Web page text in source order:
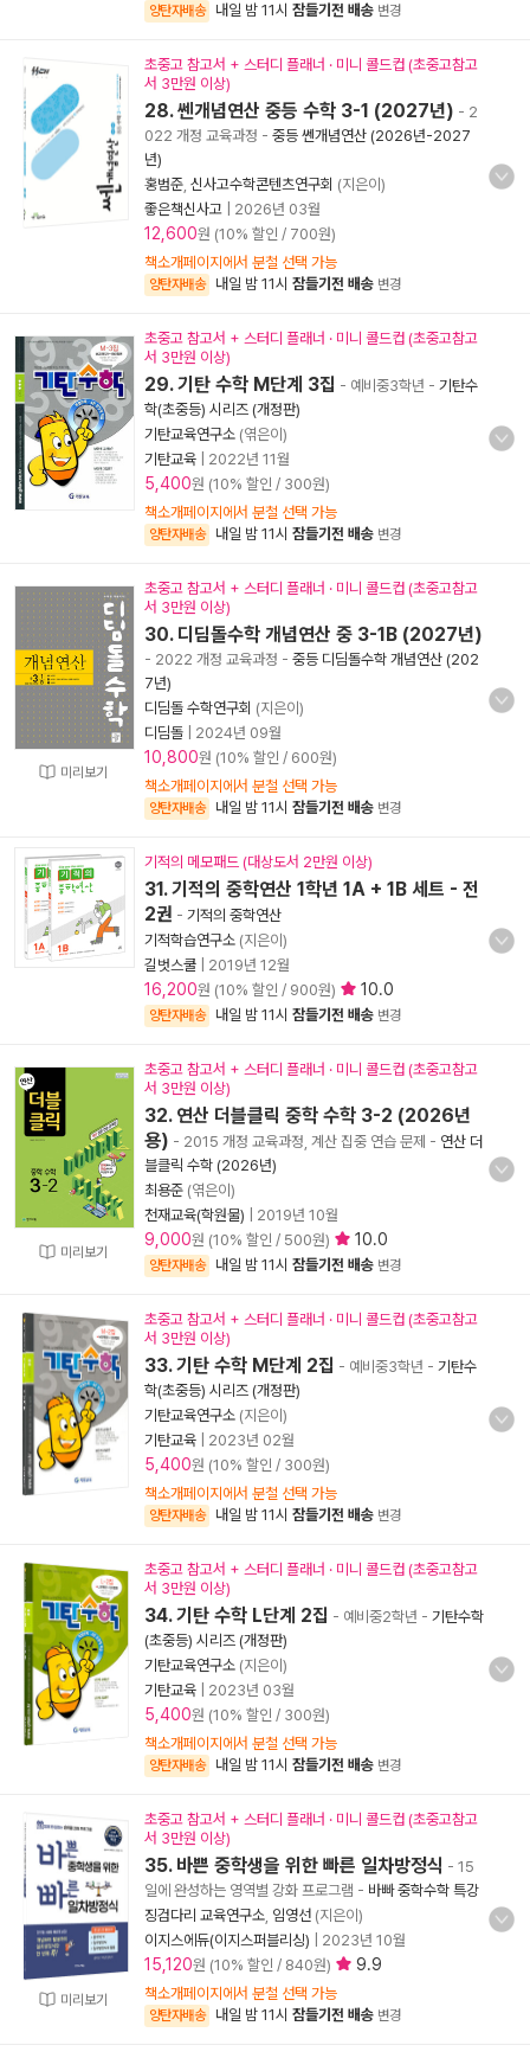
양탄자배송 내일 밤 11시 잠들기전 배송 변경
초중고 참고서 + 스터디 플래너 · 미니 콜드컵 (초중고참고
서 3만원 이상)
28. 쎈개념연산 중등 수학 3-1 (2027년) - 2
022 개정 교육과정 - 중등 쎈개념연산 (2026년-2027
년)
홍범준 신사고수학콘텐츠연구회 (지은이)
좋은책신사고
2026년 03월
12,600원 (10% 할인 / 700원)
책소개페이지에서 분철 선택 가능
양탄자배송 내일 밤 11시 잠들기전 배송 변경
초중고 참고서 + 스터디 플래너 · 미니 콜드컵 (초중고참고
서 3만원 이상)
29. 기탄 수학 M단계 3집 - 예비중3학년 - 기탄수
학(초중등) 시리즈 (개정판)
기탄교육연구소 (엮은이)
기탄교육
2022년 11월
5,400원 (10% 할인 / 300원)
책소개페이지에서 분철 선택 가능
양탄자배송 내일 밤 11시 잠들기전 배송 변경
미리보기
초중고 참고서 + 스터디 플래너 · 미니 콜드컵 (초중고참고
서 3만원 이상)
30. 디딤돌수학 개념연산 중 3-1B (2027년)
- 2022 개정 교육과정 - 중등 디딤돌수학 개념연산 (202
7년)
디딤돌 수학연구회 (지은이)
디딤돌
2024년 09월
10,800원 (10% 할인 / 600원)
책소개페이지에서 분철 선택 가능
양탄자배송 내일 밤 11시 잠들기전 배송 변경
기적의 메모패드 (대상도서 2만원 이상)
31. 기적의 중학연산 1학년 1A + 1B 세트 - 전
2권 - 기적의 중학연산
기적학습연구소 (지은이)
길벗스쿨
2019년 12월
16,200원 (10% 할인 / 900원) 10.0
양탄자배송 내일 밤 11시 잠들기전 배송 변경
미리보기
초중고 참고서 + 스터디 플래너 · 미니 콜드컵 (초중고참고
서 3만원 이상)
32. 연산 더블클릭 중학 수학 3-2 (2026년
용) - 2015 개정 교육과정, 계산 집중 연습 문제 - 연산 더
블클릭 수학 (2026년)
최용준 (엮은이)
천재교육(학원물)
2019년 10월
9,000원 (10% 할인 / 500원) 10.0
양탄자배송 내일 밤 11시 잠들기전 배송 변경
초중고 참고서 + 스터디 플래너 · 미니 콜드컵 (초중고참고
서 3만원 이상)
33. 기탄 수학 M단계 2집 - 예비중3학년 - 기탄수
학(초중등) 시리즈 (개정판)
기탄교육연구소 (지은이)
기탄교육
2023년 02월
5,400원 (10% 할인 / 300원)
책소개페이지에서 분철 선택 가능
양탄자배송 내일 밤 11시 잠들기전 배송 변경
초중고 참고서 + 스터디 플래너 · 미니 콜드컵 (초중고참고
서 3만원 이상)
34. 기탄 수학 L단계 2집 - 예비중2학년 - 기탄수학
(초중등) 시리즈 (개정판)
기탄교육연구소 (지은이)
기탄교육
2023년 03월
5,400원 (10% 할인 / 300원)
책소개페이지에서 분철 선택 가능
양탄자배송 내일 밤 11시 잠들기전 배송 변경
미리보기
초중고 참고서 + 스터디 플래너 · 미니 콜드컵 (초중고참고
서 3만원 이상)
35. 바쁜 중학생을 위한 빠른 일차방정식 - 15
일에 완성하는 영역별 강화 프로그램 - 바빠 중학수학 특강
징검다리 교육연구소 임영선 (지은이)
이지스에듀(이지스퍼블리싱)
2023년 10월
15,120원 (10% 할인 / 840원) 9.9
책소개페이지에서 분철 선택 가능
양탄자배송 내일 밤 11시 잠들기전 배송 변경